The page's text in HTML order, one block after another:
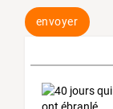
envoyer